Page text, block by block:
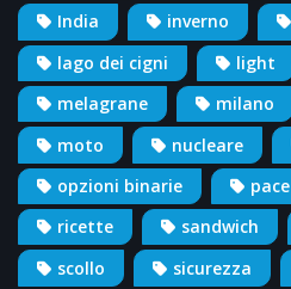
India
inverno
lago dei cigni
light
melagrane
milano
moto
nucleare
opzioni binarie
pace
ricette
sandwich
scollo
sicurezza